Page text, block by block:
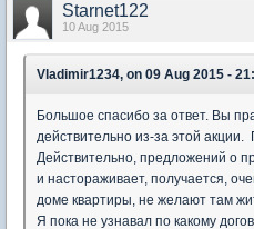
Starnet122
10 Aug 2015
Vladimir1234, on 09 Aug 2015 -
Большое спасибо за ответ. Вы
действительно из-за этой акции.
Действительно, предложений о
и настораживает, получается,
доме квартиры, не желают там
Я пока не узнавал по какому